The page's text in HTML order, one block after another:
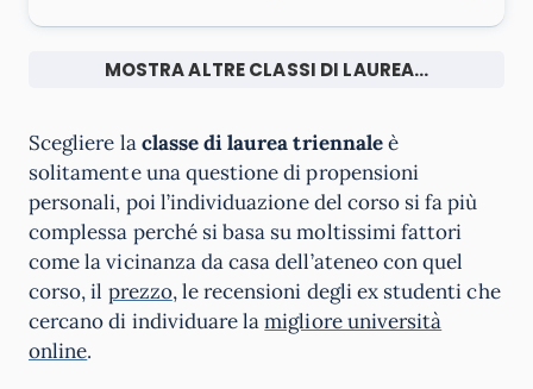
MOSTRA ALTRE CLASSI DI LAUREA...
Scegliere laclasse di laurea triennaleè
solitamente una questione di propensioni
personali, poi l’individuazione del corso si fa più
complessa perché si basa su moltissimi fattori
come la vicinanza da casa dell’ateneo con quel
corso, il prezzo, le recensioni degli ex studenti che
cercano di individuare lamigliore università
online.